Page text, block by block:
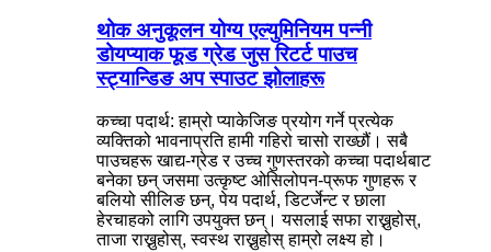
थोक अनुकूलन योग्य एल्युमिनियम पन्नी
डोयप्याक फूड ग्रेड जुस रिटर्ट पाउच
स्ट्यान्डिङ अप स्पाउट झोलाहरू
कच्चा पदार्थ: हाम्रो प्याकेजिङ प्रयोग गर्ने प्रत्येक
व्यक्तिको भावनाप्रति हामी गहिरो चासो राख्छौं। सबै
पाउचहरू खाद्य-ग्रेड र उच्च गुणस्तरको कच्चा पदार्थबाट
बनेका छन् जसमा उत्कृष्ट ओसिलोपन-प्रूफ गुणहरू र
बलियो सीलिङ छन्, पेय पदार्थ, डिटर्जेन्ट र छाला
हेरचाहको लागि उपयुक्त छन्। यसलाई सफा राख्नुहोस्,
ताजा राख्नुहोस्, स्वस्थ राख्नुहोस् हाम्रो लक्ष्य हो।